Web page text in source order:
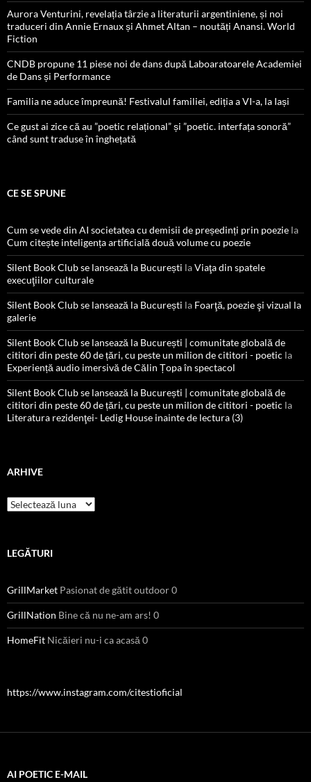
Aurora Venturini, revelația târzie a literaturii argentiniene, și noi
traduceri din Annie Ernaux și Ahmet Altan – noutăți Anansi. World
Fiction
CNDB propune 11 piese noi de dans după Laboaratoarele Academiei
de Dans și Performance
Familia ne aduce împreună! Festivalul familiei, ediția a VI-a, la Iași
Ce gust ai zice că au ”poetic relațional” și ”poetic. interfața sonoră”
când sunt traduse în înghețată
CE SE SPUNE
Cum se vede din AI societatea cu demisii de președinți prin poezie la
Cum citește inteligența artificială două volume cu poezie
Silent Book Club se lansează la București laViaţa din spatele
execuţiilor culturale
Silent Book Club se lansează la București la Foarţă, poezie şi vizual la
galerie
Silent Book Club se lansează la București | comunitate globală de
cititori din peste 60 de țări, cu peste un milion de cititori - poetic la
Experiență audio imersivă de Călin Țopa în spectacol
Silent Book Club se lansează la București | comunitate globală de
cititori din peste 60 de țări, cu peste un milion de cititori - poetic la
Literatura rezidenţei- Ledig House inainte de lectura (3)
ARHIVE
Arhive
LEGĂTURI
GrillMarket Pasionat de gătit outdoor 0
GrillNation Bine că nu ne-am ars! 0
HomeFit Nicăieri nu-i ca acasă 0
https://www.instagram.com/citestioficial
AI POETIC E-MAIL